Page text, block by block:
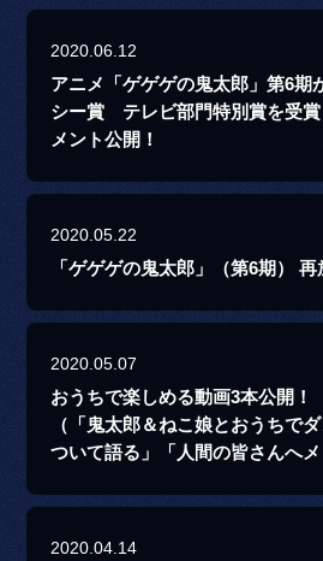
2020.06.12
アニメ「ゲゲゲの鬼太郎」第6期
シー賞 テレビ部門特別賞を受賞
メント公開！
2020.05.22
「ゲゲゲの鬼太郎」（第6期）
2020.05.07
おうちで楽しめる動画3本公開！
（「鬼太郎＆ねこ娘とおうちで
ついて語る」「人間の皆さんへメ
2020.04.14